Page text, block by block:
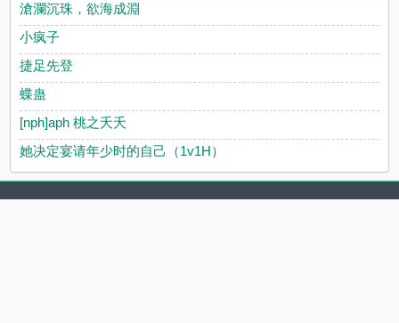
滄瀾沉珠，欲海成淵
小疯子
捷足先登
蝶蛊
[nph]aph 桃之夭夭
她决定宴请年少时的自己（1v1H）